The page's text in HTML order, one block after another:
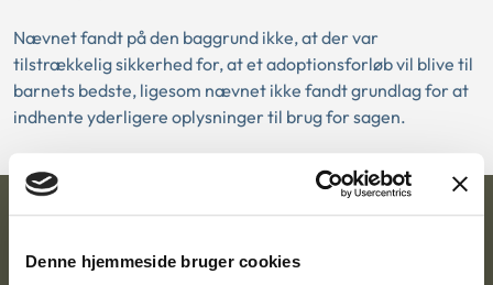
Denne hjemmeside bruger cookies
Nævnet fandt på den baggrund ikke, at der var
tilstrækkelig sikkerhed for, at et adoptionsforløb vil blive til
barnets bedste, ligesom nævnet ikke fandt grundlag for at
indhente yderligere oplysninger til brug for sagen.
Ankestyrelsen
Postadresse: